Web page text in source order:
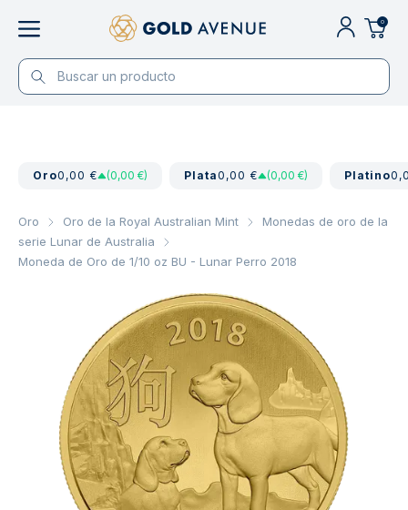
0
Oro0,00 € (0,00 €) Plata0,00 € (0,00 €) Platino
Oro Oro de la Royal Australian Mint
Monedas de oro de la
serie Lunar de Australia
Moneda de Oro de 1/10 oz BU - Lunar Perro 2018